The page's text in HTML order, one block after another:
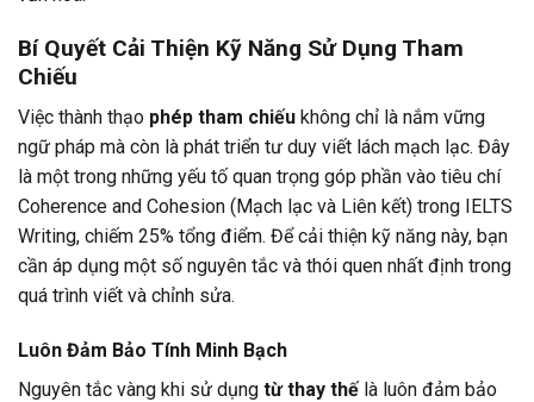
Bí Quyết Cải Thiện Kỹ Năng Sử Dụng Tham
Chiếu
Việc thành thạo phép tham chiếu không chỉ là nắm vững
ngữ pháp mà còn là phát triển tư duy viết lách mạch lạc. Đây
là một trong những yếu tố quan trọng góp phần vào tiêu chí
Coherence and Cohesion (Mạch lạc và Liên kết) trong IELTS
Writing, chiếm 25% tổng điểm. Để cải thiện kỹ năng này, bạn
cần áp dụng một số nguyên tắc và thói quen nhất định trong
quá trình viết và chỉnh sửa.
Luôn Đảm Bảo Tính Minh Bạch
Nguyên tắc vàng khi sử dụng từ thay thếlà luôn đảm bảo